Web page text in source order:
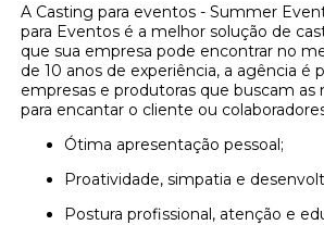
A Casting para eventos - Summer
para Eventos é a melhor solução de
que sua empresa pode encontrar no
de 10 anos de experiência, a agência é
empresas e produtoras que buscam as
para encantar o cliente ou
Ótima apresentação pessoal;
Proatividade, simpatia e
Postura profissional, atenção e